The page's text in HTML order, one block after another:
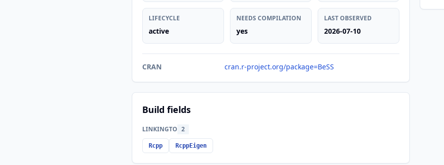
LIFECYCLE
active
NEEDS COMPILATION
yes
LAST OBSERVED
2026-07-10
CRAN cran.r-project.org/package=BeSS
Build fields
LINKINGTO 2
Rcpp RcppEigen